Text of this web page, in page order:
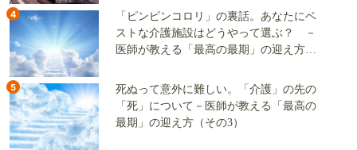
4
「ピンピンコロリ」の裏話。あなたにベ
ストな介護施設はどうやって選ぶ？ －
医師が教える「最高の最期」の迎え方
5
死ぬって意外に難しい。「介護」の先の
「死」について－医師が教える「最高の
最期」の迎え方（その3）